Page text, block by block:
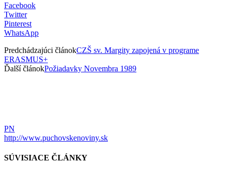
Facebook
Twitter
Pinterest
WhatsApp
Predchádzajúci článokCZŠ sv. Margity zapojená v programe
ERASMUS+
Ďalší článokPožiadavky Novembra 1989
PN
http://www.puchovskenoviny.sk
SÚVISIACE ČLÁNKY